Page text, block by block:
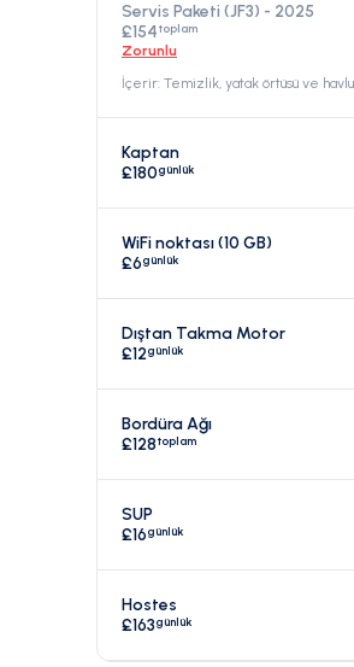
Servis Paketi (JF3) - 2025
£154toplam
Zorunlu
İçerir: Temizlik, yatak örtüsü ve
Kaptan
£180günlük
WiFi noktası (10 GB)
£6günlük
Dıştan Takma Motor
£12günlük
Bordüra Ağı
£128toplam
SUP
£16günlük
Hostes
£163günlük